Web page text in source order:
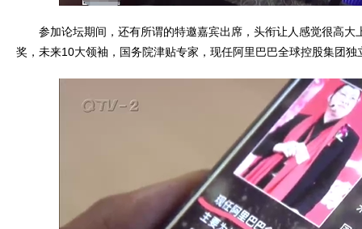
参加论坛期间，还有所谓的特邀嘉宾出席，头衔让人感觉很高大
奖，未来10大领袖，国务院津贴专家，现任阿里巴巴全球控股集团独